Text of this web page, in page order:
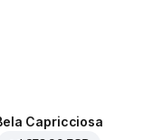
Capricciosa